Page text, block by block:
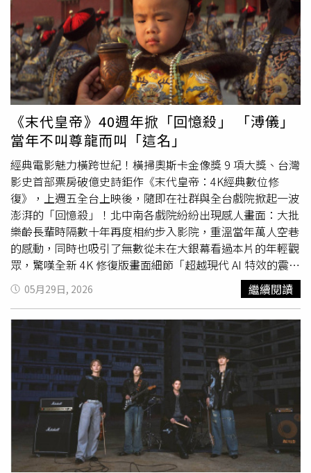
宏是解題王者與無敵智將，ØZI 則是活力四射的氣氛擔當，
我就像個話匣子停不下來的狂人」。ØZI笑喊像是在演逃生
電影，「兩位新加坡訓練官中，郭坤耀像進擊的巨人真人
版，蕭歆霓則是每天駕馭我們臭男生的陽光幼稚園班導！」
曾在西班牙就讀音樂學院的古典小提琴家李齊這次擔任團隊
語言擔當：「身為曾在此留學過的主持人，看到南部濃厚阿
拉伯風味的建築與最道地的佛朗明哥音樂，感觸良多。這四
人組合各有千秋，林柏宏冷靜聰明，是體力與腦力最值得信
賴的，黃宣精神百倍，ØZI充滿想法與安全感。」
《末代皇帝》40週年掀「回憶殺」 「溥儀」
當年不叫尊龍而叫「這名」
經典電影魅力橫跨世紀！橫掃奧斯卡金像獎 9 項大獎、台灣
影史首部票房破億史詩鉅作《末代皇帝：4K經典數位修
復》，上週五全台上映後，隨即在社群與全台戲院掀起一波
澎湃的「回憶殺」！北中南各戲院紛紛出現感人畫面：大批
樂齡長輩時隔數十年再度相約步入影院，重溫當年萬人空巷
的感動，同時也吸引了無數從未在大銀幕看過本片的年輕觀
眾，驚嘆全新 4K 修復版畫面細節「超越現代 AI 特效的震
撼」，不少年輕人在影廳內聽到音樂大師坂本龍一哀戚的交
響樂響起時，更不禁潸然淚下。尊龍（左）因主演《末代皇
帝》聲名大噪，但當年在台宣傳的時候，用的其實不是「尊
龍」這個藝名，而是他的本名「吳國良」。（圖／甲上提
供）1988年《末代皇帝》在台首映的起點正是台北市西門
大國賓，闊別近40年再度重返歷史原點，引發影迷一開賣便
瘋狂搶票。片商表示此次《末代皇帝：4K經典數位修復》
一般檔期並未在西門大國賓放映，因此明天的深度講堂是
「全台唯一一場重返原點」的限定場，熱愛影史經典與大銀
幕震撼的觀眾務必手刀搶票，把握見證歷史性一刻的最後機
會。《末代皇帝》是英國、義大利、法國與中國跨國製作的
傳奇世紀鉅作。（圖／甲上提供）片商規劃一系列《末代皇
05月29日, 2026 繼續閱讀